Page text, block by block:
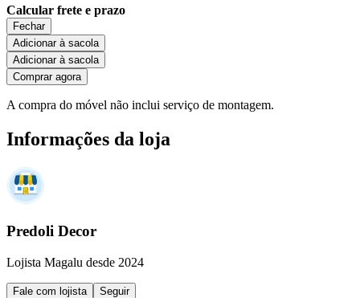
Calcular frete e prazo
Fechar
Adicionar à sacola
Adicionar à sacola
Comprar agora
A compra do móvel não inclui serviço de montagem.
Informações da loja
Predoli Decor
Lojista Magalu desde 2024
Fale com lojista Seguir